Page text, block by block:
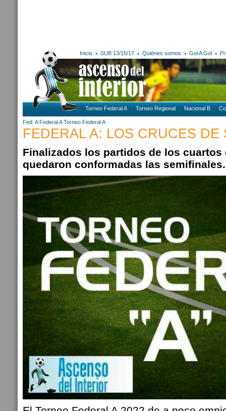
Inicio SUB 13/15/17 Quiénes somos Gol A Gol
Torneo Federal A Torneo Regional Nacional B
Fed. A Federal A Torneo Federal A
FEDERAL A: LOS CRUCES DE
Finalizados los partidos de los cuartos
quedaron conformadas las semifinales.